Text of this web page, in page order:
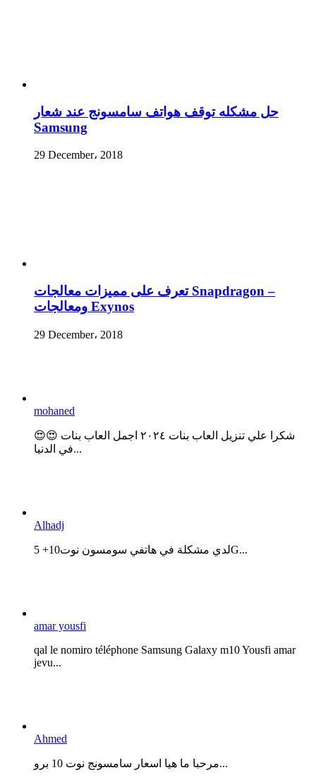
حل مشكله توقف هواتف سامسونج عند شعار
Samsung
29 December، 2018
تعرف على مميزات معالجات Snapdragon –
ومعالجات Exynos
29 December، 2018
mohaned
😍😍 شكرا علي تنزيل العاب بنات ٢٠٢٤ اجمل العاب بنات
في الدنيا...
Alhadj
لدي مشكلة في هاتفي سومسون نوت10+ 5G...
amar yousfi
qal le nomiro téléphone Samsung Galaxy m10 Yousfi amar
jevu...
Ahmed
مرحبا ما هيا اسعار سامسونج نوت 10 برو...